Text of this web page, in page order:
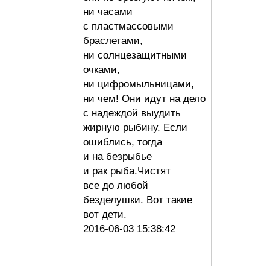
ни часами
с пластмассовыми
браслетами,
ни солнцезащитными
очками,
ни цифромыльницами,
ни чем! Они идут на дело
с надеждой выудить
жирную рыбину. Если
ошиблись, тогда
и на безрыбье
и рак рыба.Чистят
все до любой
безделушки. Вот такие
вот дети.
2016-06-03 15:38:42